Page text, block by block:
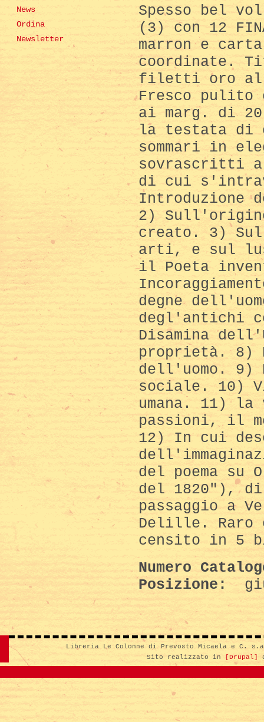
News
Ordina
Newsletter
Spesso bel
(3) con 12
marron e
coordinate.
filetti oro al
Fresco
ai marg. di
la testata di
sommari in
sovrascritti
di cui
Introduzione
2)
creato. 3)
arti, e sul
il Poeta
degne
degl'antichi
Disamina
proprietà. 8)
dell'uomo. 9)
sociale. 10)
umana. 11)
passioni, il
12) In cui
del poema su
del 1820"), di
passaggio a
Delille. Raro
censito in 5
Numero
Posizione:
Libreria Le Colonne di Prevosto Micaela e C.
Sito realizzato in
[Drupal]